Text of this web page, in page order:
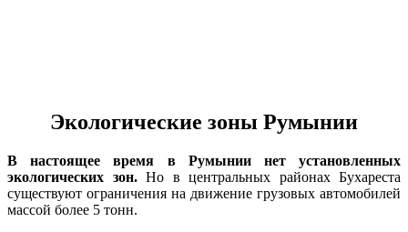
Экологические зоны Румынии
В настоящее время в Румынии нет установленных
экологических зон.Но в центральных районах Бухареста
существуют ограничения на движение грузовых автомобилей
массой более 5 тонн.